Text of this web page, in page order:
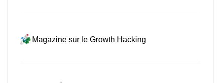
Magazine sur le Growth Hacking